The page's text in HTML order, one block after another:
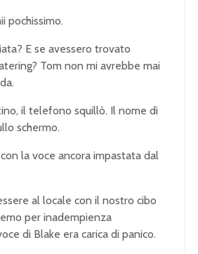
pochissimo.
E se avessero trovato
Tom non mi avrebbe mai
il telefono squillò. Il nome di
schermo.
la voce ancora impastata dal
al locale con il nostro cibo
per inadempienza
di Blake era carica di panico.